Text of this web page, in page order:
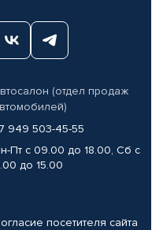
(отдел продаж
949 503-45-55
Пт с 09.00 до 18.00, Сб с
до 15.00
посетителя сайта